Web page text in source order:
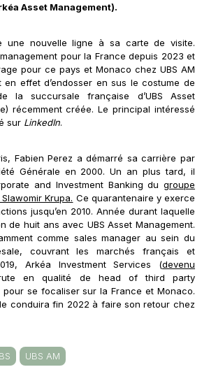
Asset Management).
une nouvelle ligne à sa carte de visite.
pour la France depuis 2023 et
pour ce pays et Monaco chez UBS AM
effet d’endosser en sus le costume de
la succursale française d’UBS Asset
récemment créée. Le principal intéressé
sur LinkedIn.
Fabien Perez a démarré sa carrière par
Générale en 2000. Un an plus tard, il
and Investment Banking du groupe
Krupa. Ce quarantenaire y exerce
jusqu’en 2010. Année durant laquelle
de huit ans avec UBS Asset Management.
comme sales manager au sein du
couvrant les marchés français et
Arkéa Investment Services (devenu
en qualité de head of third party
pour se focaliser sur la France et Monaco.
conduira fin 2022 à faire son retour chez
UBS AM